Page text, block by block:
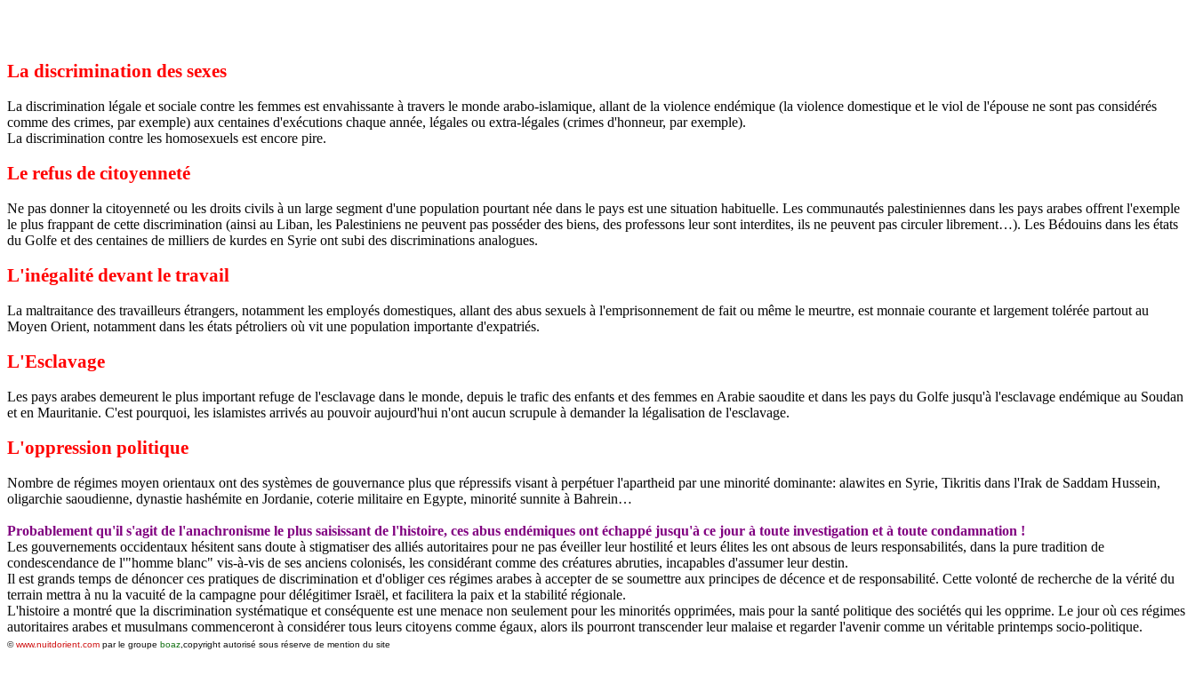
La discrimination des sexes
La discrimination légale et sociale contre les femmes est envahissante à travers le monde arabo-islamique, allant de la violence endémique (la violence domestique et le viol de l'épouse ne sont pas considérés
comme des crimes, par exemple) aux centaines d'exécutions chaque année, légales ou extra-légales (crimes d'honneur, par exemple).
La discrimination contre les homosexuels est encore pire.
Le refus de citoyenneté
Ne pas donner la citoyenneté ou les droits civils à un large segment d'une population pourtant née dans le pays est une situation habituelle. Les communautés palestiniennes dans les pays arabes offrent l'exemple
le plus frappant de cette discrimination (ainsi au Liban, les Palestiniens ne peuvent pas posséder des biens, des professons leur sont interdites, ils ne peuvent pas circuler librement…). Les Bédouins dans les états
du Golfe et des centaines de milliers de kurdes en Syrie ont subi des discriminations analogues.
L'inégalité devant le travail
La maltraitance des travailleurs étrangers, notamment les employés domestiques, allant des abus sexuels à l'emprisonnement de fait ou même le meurtre, est monnaie courante et largement tolérée partout au
Moyen Orient, notamment dans les états pétroliers où vit une population importante d'expatriés.
L'Esclavage
Les pays arabes demeurent le plus important refuge de l'esclavage dans le monde, depuis le trafic des enfants et des femmes en Arabie saoudite et dans les pays du Golfe jusqu'à l'esclavage endémique au Soudan
et en Mauritanie. C'est pourquoi, les islamistes arrivés au pouvoir aujourd'hui n'ont aucun scrupule à demander la légalisation de l'esclavage.
L'oppression politique
Nombre de régimes moyen orientaux ont des systèmes de gouvernance plus que répressifs visant à perpétuer l'apartheid par une minorité dominante: alawites en Syrie, Tikritis dans l'Irak de Saddam Hussein,
oligarchie saoudienne, dynastie hashémite en Jordanie, coterie militaire en Egypte, minorité sunnite à Bahrein…
Probablement qu'il s'agit de l'anachronisme le plus saisissant de l'histoire, ces abus endémiques ont échappé jusqu'à ce jour à toute investigation et à toute condamnation !
Les gouvernements occidentaux hésitent sans doute à stigmatiser des alliés autoritaires pour ne pas éveiller leur hostilité et leurs élites les ont absous de leurs responsabilités, dans la pure tradition de
condescendance de l'"homme blanc" vis-à-vis de ses anciens colonisés, les considérant comme des créatures abruties, incapables d'assumer leur destin.
Il est grands temps de dénoncer ces pratiques de discrimination et d'obliger ces régimes arabes à accepter de se soumettre aux principes de décence et de responsabilité. Cette volonté de recherche de la vérité du
terrain mettra à nu la vacuité de la campagne pour délégitimer Israël, et facilitera la paix et la stabilité régionale.
L'histoire a montré que la discrimination systématique et conséquente est une menace non seulement pour les minorités opprimées, mais pour la santé politique des sociétés qui les opprime. Le jour où ces régimes
autoritaires arabes et musulmans commenceront à considérer tous leurs citoyens comme égaux, alors ils pourront transcender leur malaise et regarder l'avenir comme un véritable printemps socio-politique.
©www.nuitdorient.com par le groupe boaz ,copyright autorisé sous réserve de mention du site